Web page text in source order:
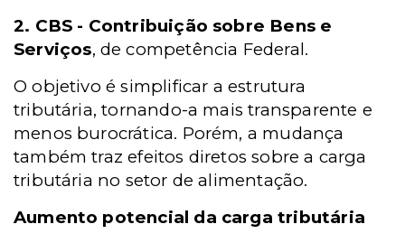
2. CBS - Contribuição sobre Bens e
Serviços, de competência Federal.
O objetivo é simplificar a estrutura
tributária, tornando-a mais transparente e
menos burocrática. Porém, a mudança
também traz efeitos diretos sobre a carga
tributária no setor de alimentação.
Aumento potencial da carga tributária